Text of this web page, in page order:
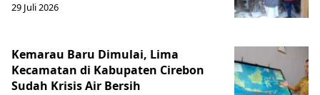
29 Juli 2026
Kemarau Baru Dimulai, Lima
Kecamatan di Kabupaten Cirebon
Sudah Krisis Air Bersih